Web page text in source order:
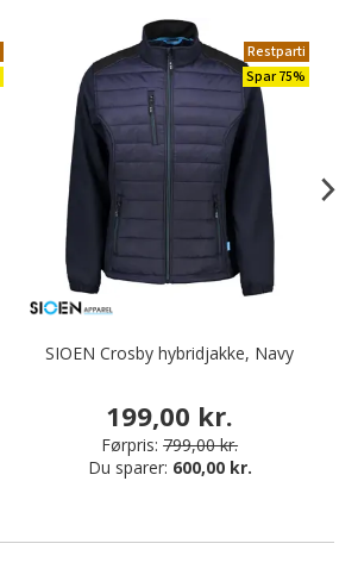
Restparti
Spar 75%
SIOEN Crosby hybridjakke, Navy
199,00 kr.
Førpris: 799,00 kr.
Du sparer: 600,00 kr.